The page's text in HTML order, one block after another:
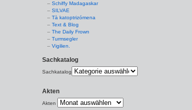
Schiffy Madagaskar
SILVAE
Tà katoptrizómena
Text & Blog
The Daily Frown
Turmsegler
Vigilien.
Sachkatalog
Sachkatalog
Akten
Akten